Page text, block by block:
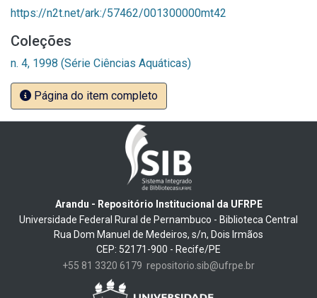
https://n2t.net/ark:/57462/001300000mt42
Coleções
n. 4, 1998 (Série Ciências Aquáticas)
Página do item completo
Arandu - Repositório Institucional da UFRPE
Universidade Federal Rural de Pernambuco - Biblioteca Central
Rua Dom Manuel de Medeiros, s/n, Dois Irmãos
CEP: 52171-900 - Recife/PE
+55 81 3320 6179 repositorio.sib@ufrpe.br